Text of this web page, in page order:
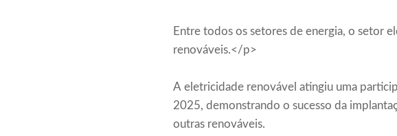
Entre todos os setores de energia, o setor
renováveis.</p>
A eletricidade renovável atingiu uma
2025, demonstrando o sucesso da
outras renováveis.